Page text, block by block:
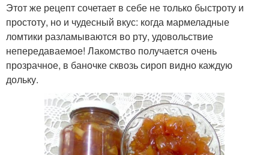
Этот же рецепт сочетает в себе не только быстроту и
простоту, но и чудесный вкус: когда мармеладные
ломтики разламываются во рту, удовольствие
непередаваемое! Лакомство получается очень
прозрачное, в баночке сквозь сироп видно каждую
дольку.